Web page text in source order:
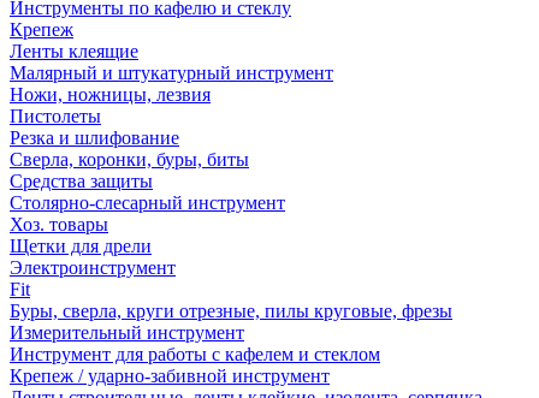
Инструменты по кафелю и стеклу
Крепеж
Ленты клеящие
Малярный и штукатурный инструмент
Ножи, ножницы, лезвия
Пистолеты
Резка и шлифование
Сверла, коронки, буры, биты
Средства защиты
Столярно-слесарный инструмент
Хоз. товары
Щетки для дрели
Электроинструмент
Fit
Буры, сверла, круги отрезные, пилы круговые, фрезы
Измерительный инструмент
Инструмент для работы с кафелем и стеклом
Крепеж / ударно-забивной инструмент